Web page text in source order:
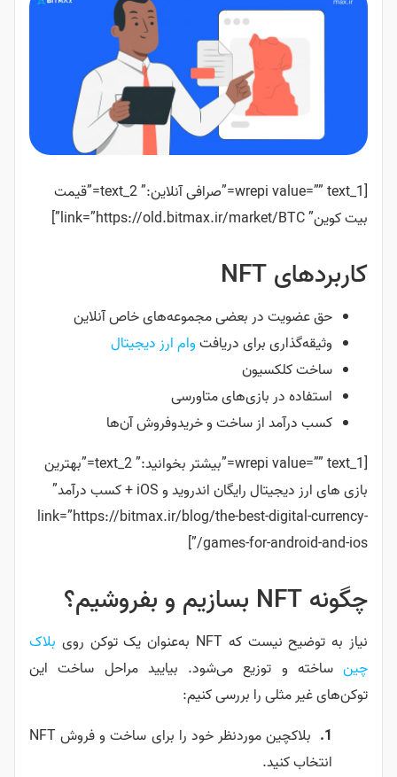
[wrepi value=”” text_1=”صرافی آنلاین:” text_2=”قیمت
بیت کوین” link=”https://old.bitmax.ir/market/BTC”]
کاربردهای NFT
حق عضویت در بعضی مجموعه‌های خاص آنلاین
وثیقه‌گذاری برای دریافتوام ارز دیجیتال
ساخت کلکسیون
استفاده در بازی‌های متاورسی
کسب درآمد از ساخت و خریدو‌فروش آن‌ها
[wrepi value=”” text_1=”بیشتر بخوانید:” text_2=”
بهترین
بازی های ارز دیجیتال رایگان اندروید و iOS + کسب درآمد
”
link=”https://bitmax.ir/blog/the-best-digital-currency-
games-for-android-and-ios/”]
چگونه NFT بسازیم و بفروشیم؟
نیاز به توضیح نیست که NFT به‌عنوان یک توکن روی
بلاک
چین‌ ساخته و توزیع می‌شود. بیایید مراحل ساخت این
توکن‌های غیر مثلی را بررسی کنیم:
بلاکچین موردنظر خود را برای ساخت و فروش NFT
انتخاب کنید.